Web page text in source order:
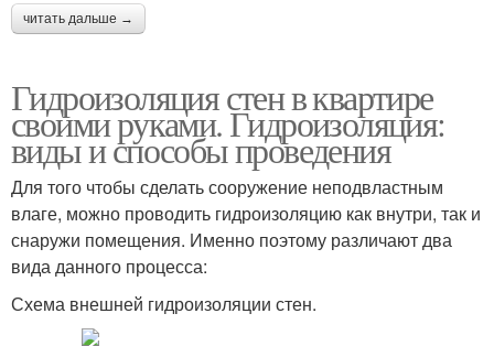
читать дальше →
Гидроизоляция стен в квартире
своими руками. Гидроизоляция:
виды и способы проведения
Для того чтобы сделать сооружение неподвластным
влаге, можно проводить гидроизоляцию как внутри, так и
снаружи помещения. Именно поэтому различают два
вида данного процесса:
Схема внешней гидроизоляции стен.